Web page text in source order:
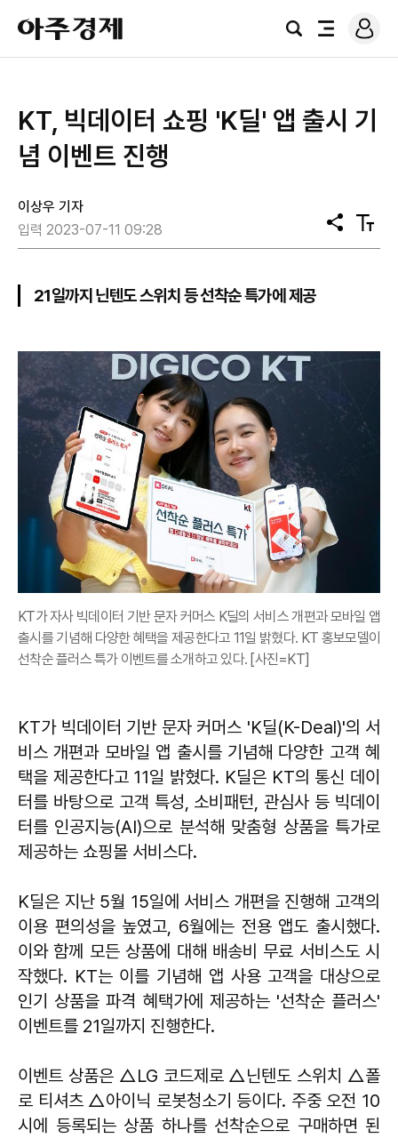
아
주
경
검
전
로
그
​KT, 빅데이터 쇼핑 'K딜' 앱 출시 기
념 이벤트 진행
이상우 기자
입력 2023-07-11 09:28
공
유
텍
스
21일까지 닌텐도 스위치 등 선착순 특가에 제공
KT가 자사 빅데이터 기반 문자 커머스 K딜의 서비스 개편과 모바일 앱
출시를 기념해 다양한 혜택을 제공한다고 11일 밝혔다. KT 홍보모델이
선착순 플러스 특가 이벤트를 소개하고 있다. [사진=KT]
KT가 빅데이터 기반 문자 커머스 'K딜(K-Deal)'의 서
비스 개편과 모바일 앱 출시를 기념해 다양한 고객 혜
택을 제공한다고 11일 밝혔다. K딜은 KT의 통신 데이
터를 바탕으로 고객 특성, 소비패턴, 관심사 등 빅데이
터를 인공지능(AI)으로 분석해 맞춤형 상품을 특가로
제공하는 쇼핑몰 서비스다.
K딜은 지난 5월 15일에 서비스 개편을 진행해 고객의
이용 편의성을 높였고, 6월에는 전용 앱도 출시했다.
이와 함께 모든 상품에 대해 배송비 무료 서비스도 시
작했다. KT는 이를 기념해 앱 사용 고객을 대상으로
인기 상품을 파격 혜택가에 제공하는 '선착순 플러스'
이벤트를 21일까지 진행한다.
이벤트 상품은 △LG 코드제로 △닌텐도 스위치 △폴
로 티셔츠 △아이닉 로봇청소기 등이다. 주중 오전 10
시에 등록되는 상품 하나를 선착순으로 구매하면 된